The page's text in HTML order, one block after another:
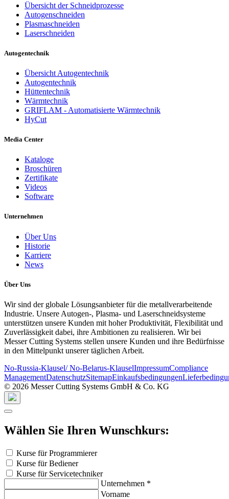
Übersicht der Schneidprozesse
Autogenschneiden
Plasmaschneiden
Laserschneiden
Autogentechnik
Übersicht Autogentechnik
Autogentechnik
Hüttentechnik
Wärmtechnik
GRIFLAM - Automatisierte Wärmtechnik
HyCut
Media Center
Kataloge
Broschüren
Zertifikate
Videos
Software
Unternehmen
Über Uns
Historie
Karriere
News
Über Uns
Wir sind der globale Lösungsanbieter für die metallverarbeitende
Industrie. Unsere Autogen-, Plasma- und Laserschneidsysteme
unterstützen unsere Kunden mit hoher Produktivität, Flexibilität und
Zuverlässigkeit dabei, ihre Ambitionen zu realisieren. Wir bei
Messer Cutting Systems stellen unsere Kunden und ihre Bedürfnisse
in den Mittelpunkt unserer täglichen Arbeit.
No-Russia-Klausel/ No-Belarus-KlauselImpressumCompliance
ManagementDatenschutzSitemapEinkaufsbedingungen
© 2026 Messer Cutting Systems GmbH & Co. KG
Wählen Sie Ihren Wunschkurs:
Kurse für Programmierer
Kurse für Bediener
Kurse für Servicetechniker
Unternehmen *
Vorname